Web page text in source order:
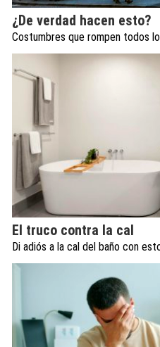
¿De verdad hacen esto?
Costumbres que rompen todos
El truco contra la cal
Di adiós a la cal del baño con